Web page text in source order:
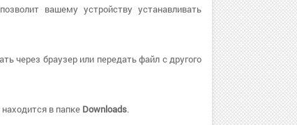
вашему устройству устанавливать
через браузер или передать файл с другого
в папке Downloads.